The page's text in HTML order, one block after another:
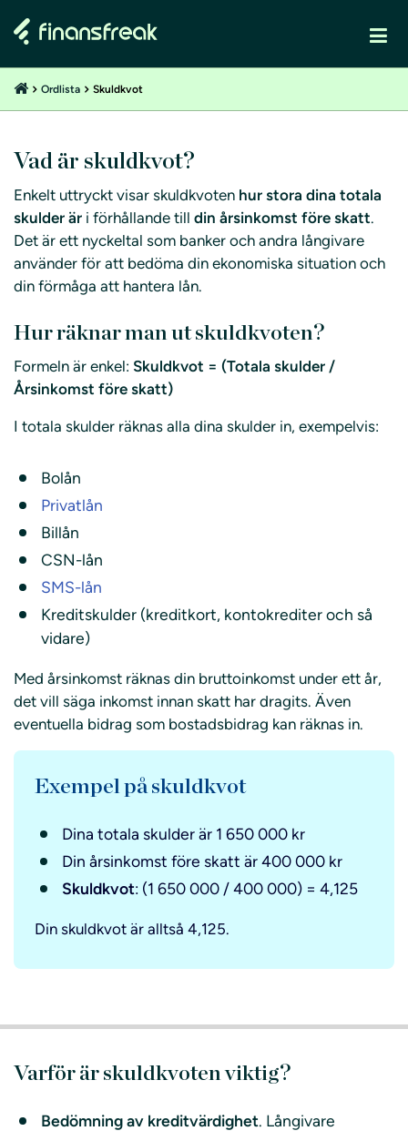
Ordlista Skuldkvot
Vad är skuldkvot?
Enkelt uttryckt visar skuldkvoten hur stora dina totala
skulder är i förhållande till din årsinkomst före skatt.
Det är ett nyckeltal som banker och andra långivare
använder för att bedöma din ekonomiska situation och
din förmåga att hantera lån.
Hur räknar man ut skuldkvoten?
Formeln är enkel: Skuldkvot = (Totala skulder /
Årsinkomst före skatt)
I totala skulder räknas alla dina skulder in, exempelvis:
Bolån
Privatlån
Billån
CSN-lån
SMS-lån
Kreditskulder (kreditkort, kontokrediter och så
vidare)
Med årsinkomst räknas din bruttoinkomst under ett år,
det vill säga inkomst innan skatt har dragits. Även
eventuella bidrag som bostadsbidrag kan räknas in.
Exempel på skuldkvot
Dina totala skulder är 1 650 000 kr
Din årsinkomst före skatt är 400 000 kr
Skuldkvot: (1 650 000 / 400 000) = 4,125
Din skuldkvot är alltså 4,125.
Varför är skuldkvoten viktig?
Bedömning av kreditvärdighet. Långivare